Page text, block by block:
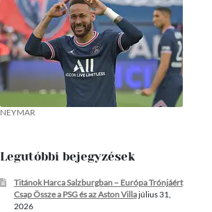
NEYMAR
Legutóbbi bejegyzések
Titánok Harca Salzburgban – Európa Trónjáért
Csap Össze a PSG és az Aston Villajúlius 31,
2026